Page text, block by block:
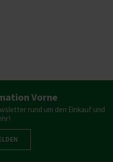
Vorne
rund um den Einkauf und